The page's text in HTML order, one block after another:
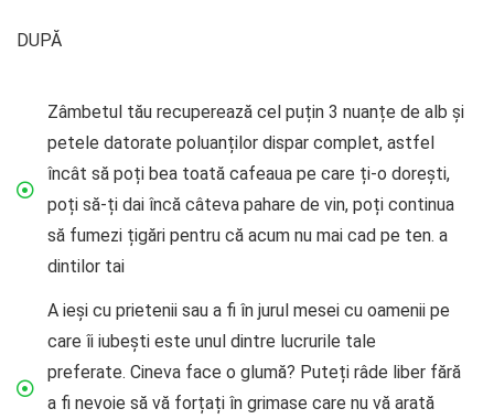
DUPĂ
Zâmbetul tău recuperează cel puțin 3 nuanțe de alb și
petele datorate poluanților dispar complet, astfel
încât să poți bea toată cafeaua pe care ți-o dorești,
poți să-ți dai încă câteva pahare de vin, poți continua
să fumezi țigări pentru că acum nu mai cad pe ten. a
dintilor tai
A ieși cu prietenii sau a fi în jurul mesei cu oamenii pe
care îi iubești este unul dintre lucrurile tale
preferate. Cineva face o glumă? Puteți râde liber fără
a fi nevoie să vă forțați în grimase care nu vă arată